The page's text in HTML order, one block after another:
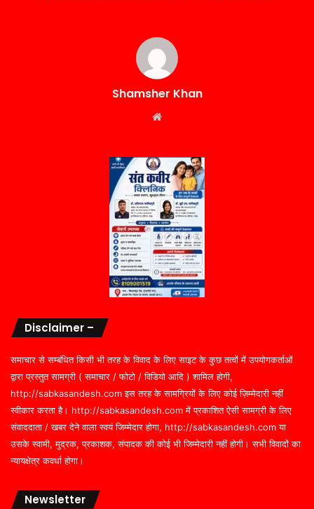
Shamsher Khan
Disclaimer –
समाचार से सम्बंधित किसी भी तरह के विवाद के लिए साइट के कुछ तत्वों में उपयोगकर्ताओं
द्वारा प्रस्तुत सामग्री ( समाचार / फोटो / विडियो आदि ) शामिल होगी,
http://sabkasandesh.com इस तरह के सामग्रियों के लिए कोई ज़िम्मेदारी नहीं
स्वीकार करता है। http://sabkasandesh.com में प्रकाशित ऐसी सामग्री के लिए
संवाददाता / खबर देने वाला स्वयं जिम्मेदार होगा, http://sabkasandesh.com या
उसके स्वामी, मुद्रक, प्रकाशक, संपादक की कोई भी जिम्मेदारी नहीं होगी। सभी विवादों का
न्यायक्षेत्र कवर्धा होगा।
Newsletter